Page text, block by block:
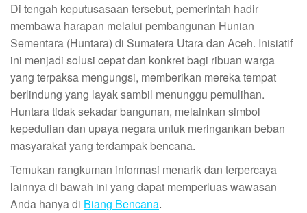
Di tengah keputusasaan tersebut, pemerintah hadir
membawa harapan melalui pembangunan Hunian
Sementara (Huntara) di Sumatera Utara dan Aceh.​ Inisiatif
ini menjadi solusi cepat dan konkret bagi ribuan warga
yang terpaksa mengungsi, memberikan mereka tempat
berlindung yang layak sambil menunggu pemulihan.
Huntara tidak sekadar bangunan, melainkan simbol
kepedulian dan upaya negara untuk meringankan beban
masyarakat yang terdampak bencana.
Temukan rangkuman informasi menarik dan terpercaya
lainnya di bawah ini yang dapat memperluas wawasan
Anda hanya di Biang Bencana.